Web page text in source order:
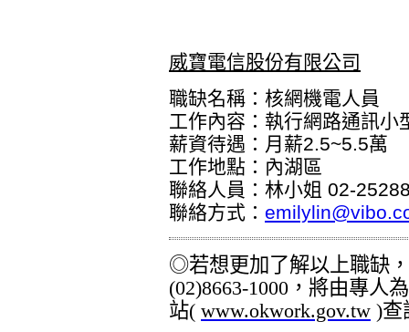
威寶電信股份有限公司
職缺名稱：核網機電人員
工作內容：執行網路通訊小
薪資待遇：月薪2.5~5.5萬
工作地點：內湖區
聯絡人員：林小姐 02-
聯絡方式：
◎若想更加了解以上職缺
(02)8663-1000 ，將由專人
站( www.okwork.gov.tw )查